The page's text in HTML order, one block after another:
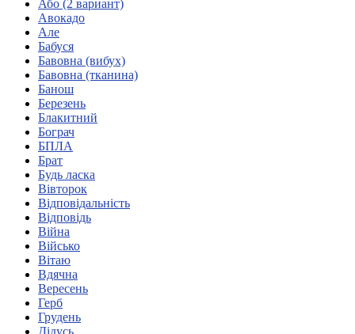
Кадрові зміни
Працевлаштування
Постаті в УТОГ
Все про УТОГ: ваші права, послуги та підтримка:
Важлива інформація
Благодійні справи
Історія глухих
Коронавірус
Брифінги
Корисні інформаційні матеріали від Т. Ломакіної
Про УТОГ
Керівництво УТОГ
Громадські ради УТОГ ⩺
Або (2 вариант)
Авокадо
Але
Бабуся
Бавовна (вибух)
Бавовна (тканина)
Банош
Березень
Блакитний
Бограч
БПЛА
Брат
Будь ласка
Вівторок
Відповідальність
Відповідь
Війна
Військо
Вітаю
Вдячна
Вересень
Герб
Грудень
Дідусь